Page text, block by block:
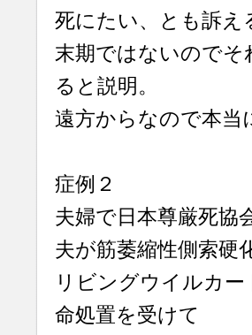
死にたい、とも訴え
末期ではないので
ると説明。
遠方からなので本当
症例２
夫婦で日本尊厳死協
夫が筋萎縮性側索硬
リビングウイルカ
命処置を受けて